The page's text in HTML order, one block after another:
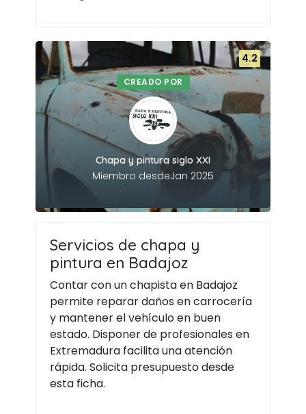
4.2
CREADO POR
Chapa y pintura siglo XXI
Miembro desdeJan 2025
Servicios de chapa y
pintura en Badajoz
Contar con un chapista en Badajoz
permite reparar daños en carrocería
y mantener el vehículo en buen
estado. Disponer de profesionales en
Extremadura facilita una atención
rápida. Solicita presupuesto desde
esta ficha.